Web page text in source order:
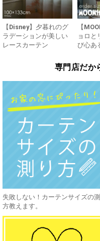
【Disney】夕暮れのグ
ラデーションが美しい
レースカーテン
【
ョロと
び心あ
専門店だか
失敗しない！カーテンサイズの
方教えます。